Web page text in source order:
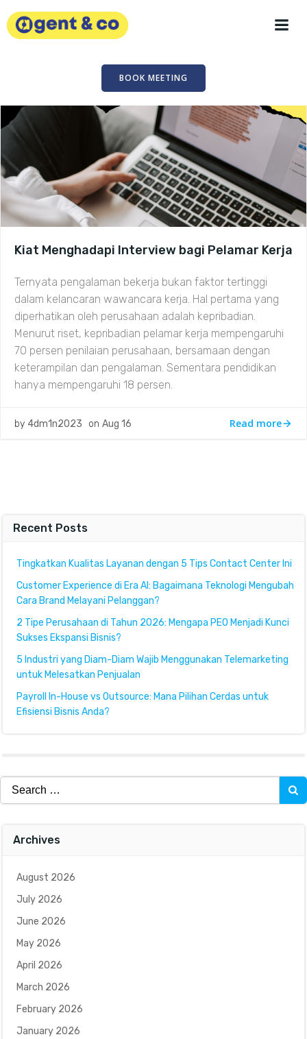
BOOK MEETING
Kiat Menghadapi Interview bagi Pelamar Kerja
Ternyata pengalaman bekerja bukan faktor tertinggi
dalam kelancaran wawancara kerja. Hal pertama yang
diperhatikan oleh perusahaan adalah kepribadian.
Menurut riset, kepribadian pelamar kerja mempengaruhi
70 persen penilaian perusahaan, bersamaan dengan
keterampilan dan pengalaman. Sementara pendidikan
hanya mempengaruhi 18 persen.
by 4dm1n2023 on Aug 16 Read more
Recent Posts
Tingkatkan Kualitas Layanan dengan 5 Tips Contact Center Ini
Customer Experience di Era AI: Bagaimana Teknologi Mengubah
Cara Brand Melayani Pelanggan?
2 Tipe Perusahaan di Tahun 2026: Mengapa PEO Menjadi Kunci
Sukses Ekspansi Bisnis?
5 Industri yang Diam-Diam Wajib Menggunakan Telemarketing
untuk Melesatkan Penjualan
Payroll In-House vs Outsource: Mana Pilihan Cerdas untuk
Efisiensi Bisnis Anda?
Search
for:
Archives
August 2026
July 2026
June 2026
May 2026
April 2026
March 2026
February 2026
January 2026